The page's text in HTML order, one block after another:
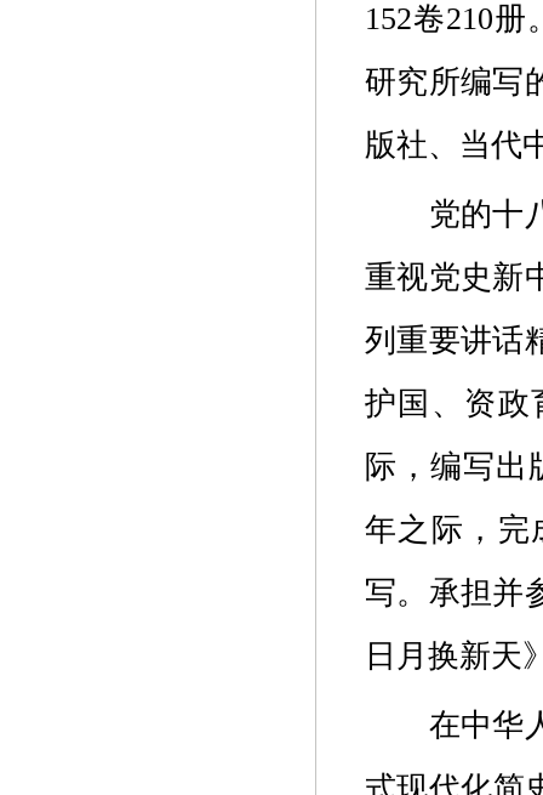
152卷210册
研究所编写
版社、当代
党的十
重视党史新
列重要讲话
护国、资政
际，编写出
年之际，完
写。承担并
日月换新天
在中华